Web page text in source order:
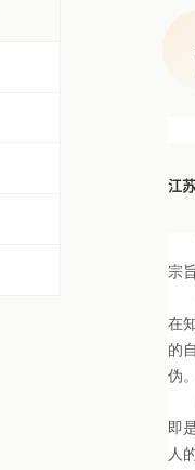
江
“
宗
笃
在
的
伪
明
即
人